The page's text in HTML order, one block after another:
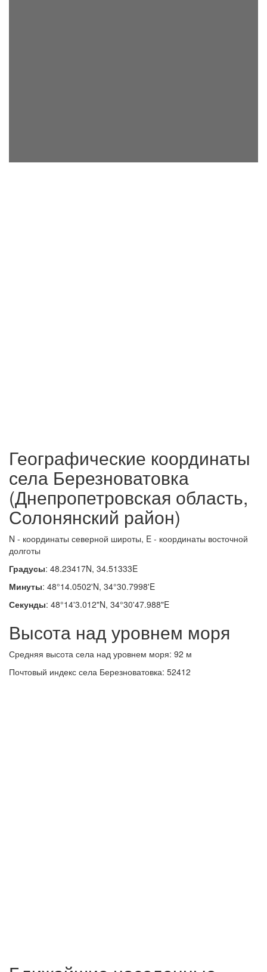
Географические координаты
села Березноватовка
(Днепропетровская область,
Солонянский район)
N - координаты северной широты, E - координаты восточной
долготы
Градусы: 48.23417N, 34.51333E
Минуты: 48°14.0502'N, 34°30.7998'E
Секунды: 48°14'3.012"N, 34°30'47.988"E
Высота над уровнем моря
Средняя высота села над уровнем моря: 92 м
Почтовый индекс села Березноватовка: 52412